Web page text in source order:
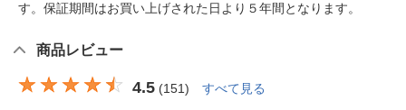
す。保証期間はお買い上げされた日より５年間となります。
商品レビュー
4.5 (151) すべて見る